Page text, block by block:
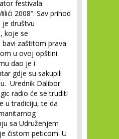
festivala
2008“. Sav prihod
je društvu
koje se
zaštitom prava
u ovoj opštini.
dao je i
gdje su sakupili
Urednik Dalibor
radio će se truditi
u tradiciju, te da
sa Udruženjem
čistom peticom. U